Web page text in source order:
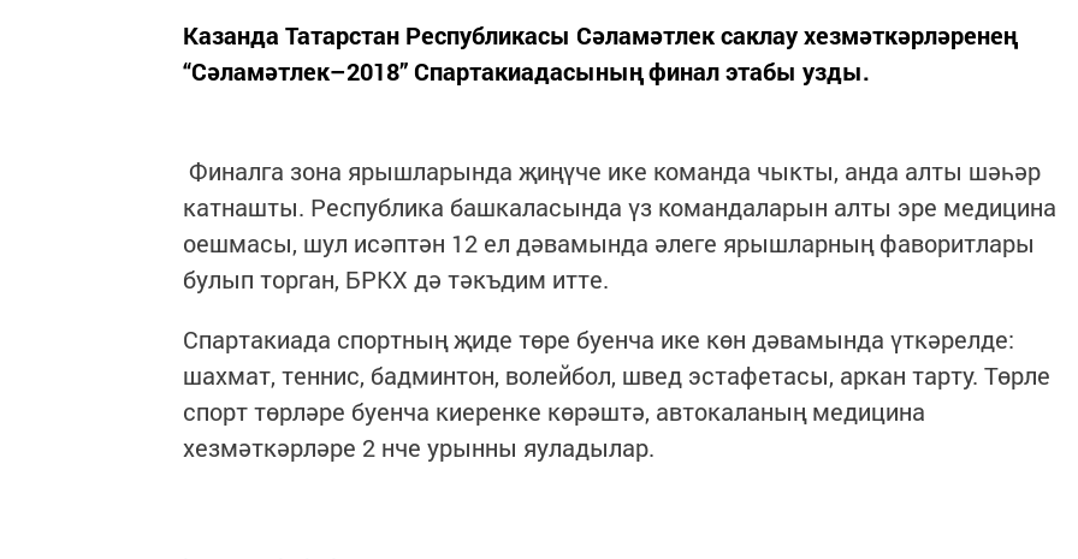
Казанда Татарстан Республикасы Сәламәтлек саклау хезмәткәрләренең
“Сәламәтлек–2018” Спартакиадасының финал этабы узды.
Финалга зона ярышларында җиңүче ике команда чыкты, анда алты шәһәр
катнашты. Республика башкаласында үз командаларын алты эре медицина
оешмасы, шул исәптән 12 ел дәвамында әлеге ярышларның фаворитлары
булып торган, БРКХ дә тәкъдим итте.
Спартакиада спортның җиде төре буенча ике көн дәвамында үткәрелде:
шахмат, теннис, бадминтон, волейбол, швед эстафетасы, аркан тарту. Төрле
спорт төрләре буенча киеренке көрәштә, автокаланың медицина
хезмәткәрләре 2 нче урынны яуладылар.